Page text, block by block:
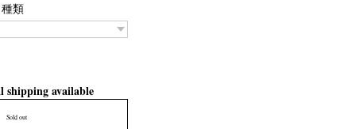
種類
shipping available
Sold out